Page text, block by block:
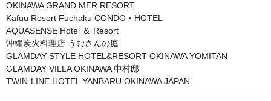
OKINAWA GRAND MER RESORT
Kafuu Resort Fuchaku CONDO・HOTEL
AQUASENSE Hotel ＆ Resort
沖縄炭火料理店 うむさんの庭
GLAMDAY STYLE HOTEL&RESORT OKINAWA YOMITAN
GLAMDAY VILLA OKINAWA 中村邸
TWIN-LINE HOTEL YANBARU OKINAWA JAPAN